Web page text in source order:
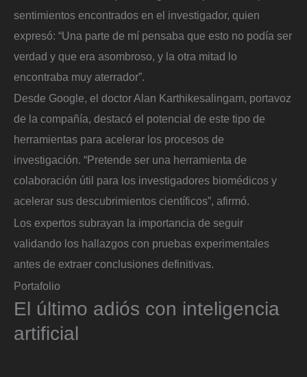
sentimientos encontrados en el investigador, quien
expresó: “Una parte de mí pensaba que esto no podía ser
verdad y que era asombroso, y la otra mitad lo
encontraba muy aterrador”.
Desde Google, el doctor Alan Karthikesalingam, portavoz
de la compañía, destacó el potencial de este tipo de
herramientas para acelerar los procesos de
investigación. “Pretende ser una herramienta de
colaboración útil para los investigadores biomédicos y
acelerar sus descubrimientos científicos”, afirmó.
Los expertos subrayan la importancia de seguir
validando los hallazgos con pruebas experimentales
antes de extraer conclusiones definitivas.
Portafolio
El último adiós con inteligencia
artificial